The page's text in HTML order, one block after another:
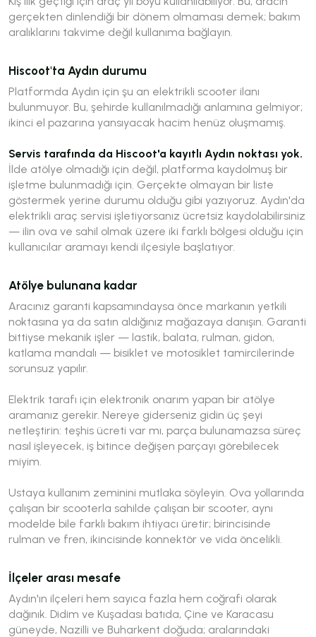
gerçekten dinlendiği bir dönem olmaması demek; bakım
aralıklarını takvime değil kullanıma bağlayın.
Hiscoot'ta Aydın durumu
Platformda Aydın için şu an elektrikli scooter ilanı
bulunmuyor. Bu, şehirde kullanılmadığı anlamına gelmiyor;
ikinci el pazarına yansıyacak hacim henüz oluşmamış.
Servis tarafında da Hiscoot'a kayıtlı Aydın noktası yok.
İlde atölye olmadığı için değil, platforma kaydolmuş bir
işletme bulunmadığı için. Gerçekte olmayan bir liste
göstermek yerine durumu olduğu gibi yazıyoruz. Aydın'da
elektrikli araç servisi işletiyorsanız ücretsiz kaydolabilirsiniz
— ilin ova ve sahil olmak üzere iki farklı bölgesi olduğu için
kullanıcılar aramayı kendi ilçesiyle başlatıyor.
Atölye bulunana kadar
Aracınız garanti kapsamındaysa önce markanın yetkili
noktasına ya da satın aldığınız mağazaya danışın. Garanti
bittiyse mekanik işler — lastik, balata, rulman, gidon,
katlama mandalı — bisiklet ve motosiklet tamircilerinde
sorunsuz yapılır.
Elektrik tarafı için elektronik onarım yapan bir atölye
aramanız gerekir. Nereye giderseniz gidin üç şeyi
netleştirin: teşhis ücreti var mı, parça bulunamazsa süreç
nasıl işleyecek, iş bitince değişen parçayı görebilecek
miyim.
Ustaya kullanım zeminini mutlaka söyleyin. Ova yollarında
çalışan bir scooterla sahilde çalışan bir scooter, aynı
modelde bile farklı bakım ihtiyacı üretir; birincisinde
rulman ve fren, ikincisinde konnektör ve vida öncelikli.
İlçeler arası mesafe
Aydın'ın ilçeleri hem sayıca fazla hem coğrafi olarak
dağınık. Didim ve Kuşadası batıda, Çine ve Karacasu
güneyde, Nazilli ve Buharkent doğuda; aralarındaki